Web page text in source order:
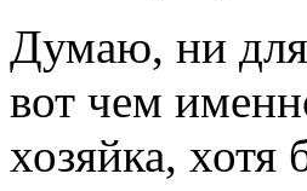
Думаю, ни для
вот чем
хозяйка, хотя